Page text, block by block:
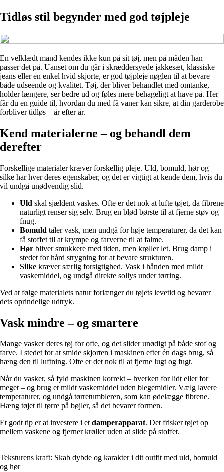
Tidløs stil begynder med god tøjpleje
En velklædt mand kendes ikke kun på sit tøj, men på måden han
passer det på. Uanset om du går i skræddersyede jakkesæt, klassiske
jeans eller en enkel hvid skjorte, er god tøjpleje nøglen til at bevare
både udseende og kvalitet. Tøj, der bliver behandlet med omtanke,
holder længere, ser bedre ud og føles mere behageligt at have på. Her
får du en guide til, hvordan du med få vaner kan sikre, at din garderobe
forbliver tidløs – år efter år.
Kend materialerne – og behandl dem
derefter
Forskellige materialer kræver forskellig pleje. Uld, bomuld, hør og
silke har hver deres egenskaber, og det er vigtigt at kende dem, hvis du
vil undgå unødvendig slid.
Uld skal sjældent vaskes. Ofte er det nok at lufte tøjet, da fibrene
naturligt renser sig selv. Brug en blød børste til at fjerne støv og
fnug.
Bomuld tåler vask, men undgå for høje temperaturer, da det kan
få stoffet til at krympe og farverne til at falme.
Hør bliver smukkere med tiden, men krøller let. Brug damp i
stedet for hård strygning for at bevare strukturen.
Silke kræver særlig forsigtighed. Vask i hånden med mildt
vaskemiddel, og undgå direkte sollys under tørring.
Ved at følge materialets natur forlænger du tøjets levetid og bevarer
dets oprindelige udtryk.
Vask mindre – og smartere
Mange vasker deres tøj for ofte, og det slider unødigt på både stof og
farve. I stedet for at smide skjorten i maskinen efter én dags brug, så
hæng den til luftning. Ofte er det nok til at fjerne lugt og fugt.
Når du vasker, så fyld maskinen korrekt – hverken for lidt eller for
meget – og brug et mildt vaskemiddel uden blegemidler. Vælg lavere
temperaturer, og undgå tørretumbleren, som kan ødelægge fibrene.
Hæng tøjet til tørre på bøjler, så det bevarer formen.
Et godt tip er at investere i etdamperapparat. Det frisker tøjet op
mellem vaskene og fjerner krøller uden at slide på stoffet.
Teksturens kraft: Skab dybde og karakter i dit outfit med uld, bomuld
og hør